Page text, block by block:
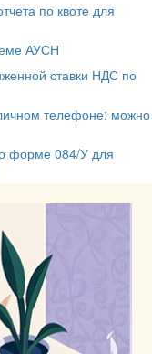
по квоте для
АУСН
ставки НДС по
телефоне: можно
форме 084/У для